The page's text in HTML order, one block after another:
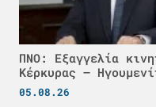
ΠΝΟ: Εξαγγελία
Κέρκυρας –
05.08.26